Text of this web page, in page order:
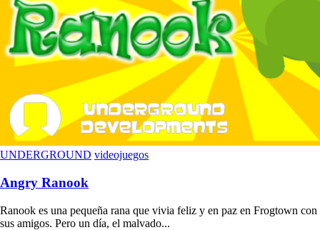
UNDERGROUND videojuegos
Angry Ranook
Ranook es una pequeña rana que vivia feliz y en paz en Frogtown con
sus amigos. Pero un día, el malvado...